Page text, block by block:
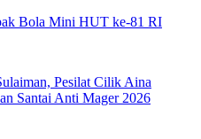
Bola Mini HUT ke-81 RI
Pesilat Cilik Aina
Santai Anti Mager 2026